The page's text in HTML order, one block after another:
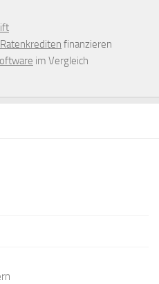
finanzieren
im Vergleich